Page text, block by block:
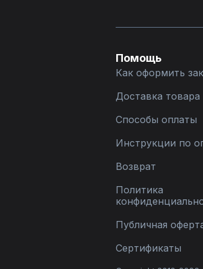
Помощь
Как оформить
Доставка товара
Способы оплаты
Инструкции по
Возврат
Политика
Публичная
Сертификаты